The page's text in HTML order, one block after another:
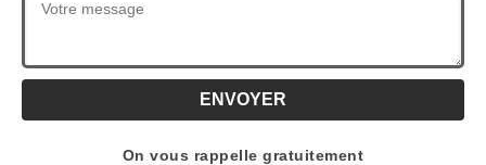
On vous rappelle gratuitement